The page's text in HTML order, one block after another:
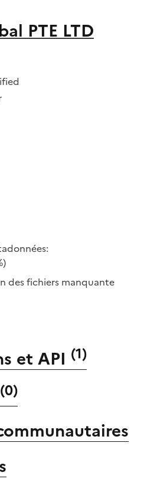
PTE LTD
des fichiers manquante
et API (1)
(0)